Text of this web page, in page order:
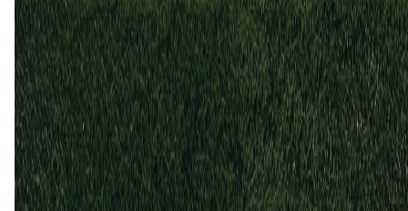
FK Haugesund
0 0
13 sep
2009
FK Haugesund
Moss
5 3
Gelijk (2)40%
FK Haugesund (3)60%